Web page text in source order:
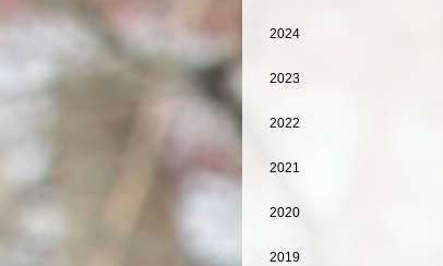
2024
2023
2022
2021
2020
2019